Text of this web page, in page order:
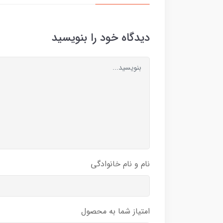
دیدگاه خود را بنویسید
نام و نام خانوادگی
امتیاز شما به محصول